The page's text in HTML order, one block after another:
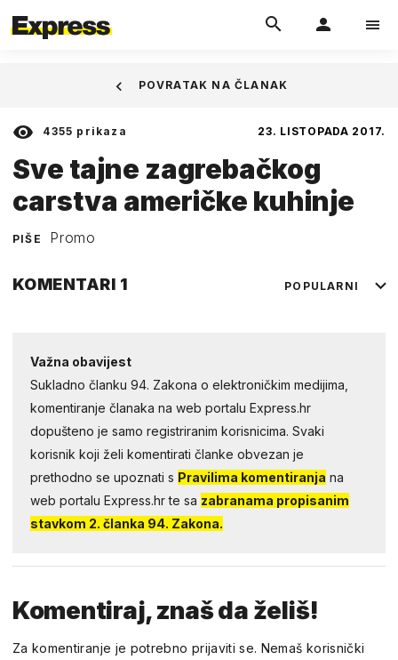
4355 prikaza 23. LISTOPADA 2017.
Sve tajne zagrebačkog
carstva američke kuhinje
PIŠE Promo
POVRATAK NA ČLANAK
KOMENTARI 1 POPULARNI
Važna obavijest
Sukladno članku 94. Zakona o elektroničkim medijima,
komentiranje članaka na web portalu Express.hr
dopušteno je samo registriranim korisnicima. Svaki
korisnik koji želi komentirati članke obvezan je
prethodno se upoznati s Pravilima komentiranja na
web portalu Express.hr te sa zabranama propisanim
stavkom 2. članka 94. Zakona.
Komentiraj, znaš da želiš!
Za komentiranje je potrebno prijaviti se. Nemaš korisnički